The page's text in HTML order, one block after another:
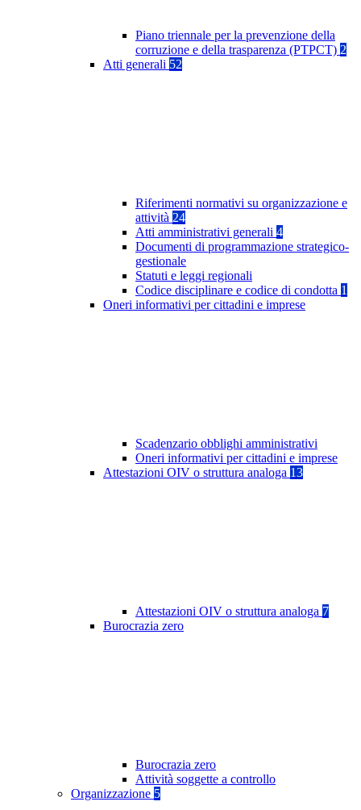
Piano triennale per la prevenzione della
corruzione e della trasparenza (PTPCT) 2
Atti generali 52
Riferimenti normativi su organizzazione e
attività 24
Atti amministrativi generali 4
Documenti di programmazione strategico-
gestionale
Statuti e leggi regionali
Codice disciplinare e codice di condotta 1
Oneri informativi per cittadini e imprese
Scadenzario obblighi amministrativi
Oneri informativi per cittadini e imprese
Attestazioni OIV o struttura analoga 13
Attestazioni OIV o struttura analoga 7
Burocrazia zero
Burocrazia zero
Attività soggette a controllo
Organizzazione 5